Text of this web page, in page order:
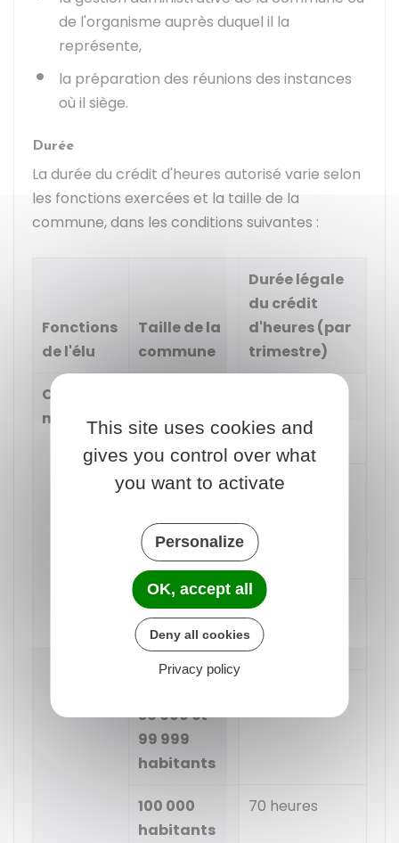
de l'organisme auprès duquel il la
représente,
la préparation des réunions des instances
où il siège.
Durée
La durée du crédit d'heures autorisé varie selon
les fonctions exercées et la taille de la
commune, dans les conditions suivantes :
Fonctions
de l'élu
Taille de la
commune
Durée légale
du crédit
d'heures (par
trimestre)
Conseiller
municipal
3 500
Entre 3 500
et 9 999
habitants
10 heures 30
Entre 10 000
et 29 999
habitants
21 heures
30 000 et
99 999
habitants
100 000
habitants
70 heures
This site uses cookies and
gives you control over what
you want to activate
Personalize
OK, accept all
Deny all cookies
Privacy policy